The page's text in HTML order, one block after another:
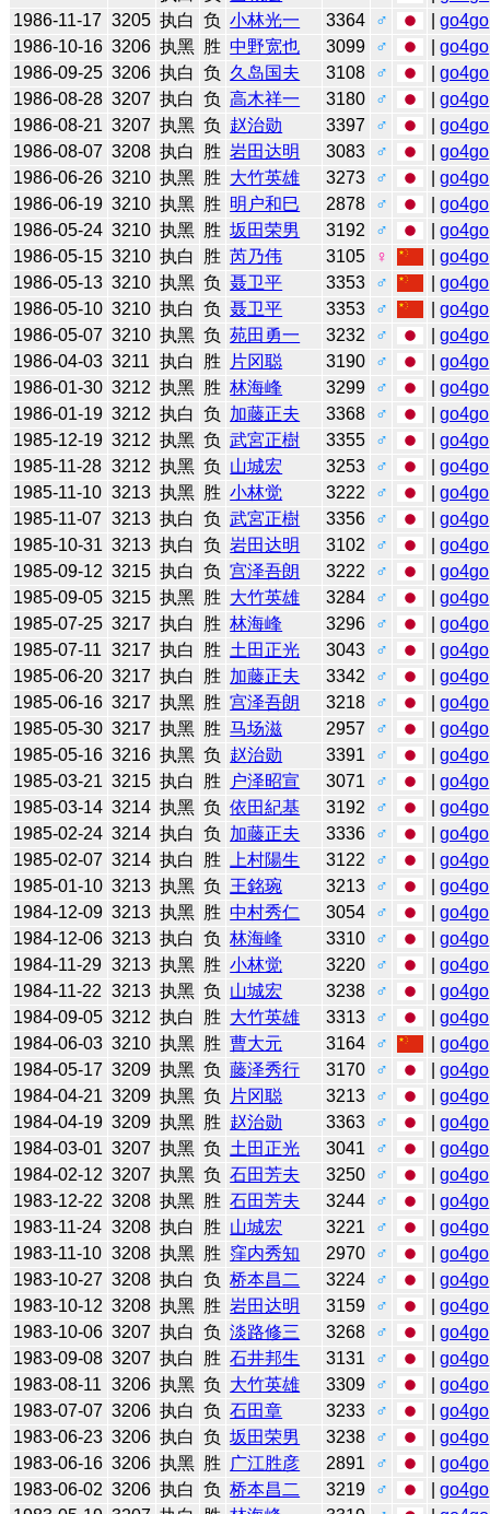
1986-11-17 3205 执白 负 小林光一 3364 ♂ |go4go
1986-10-16 3206 执黑 胜 中野宽也 3099 ♂ |go4go
1986-09-25 3206 执白 负 久岛国夫 3108 ♂ |go4go
1986-08-28 3207 执白 负 高木祥一 3180 ♂ |go4go
1986-08-21 3207 执黑 负 赵治勋 3397 ♂ |go4go
1986-08-07 3208 执白 胜 岩田达明 3083 ♂ |go4go
1986-06-26 3210 执黑 胜 大竹英雄 3273 ♂ |go4go
1986-06-19 3210 执黑 胜 明户和巳 2878 ♂ |go4go
1986-05-24 3210 执黑 胜 坂田荣男 3192 ♂ |go4go
1986-05-15 3210 执白 胜 芮乃伟 3105 ♀ |go4go
1986-05-13 3210 执黑 负 聂卫平 3353 ♂ |go4go
1986-05-10 3210 执白 负 聂卫平 3353 ♂ |go4go
1986-05-07 3210 执黑 负 苑田勇一 3232 ♂ |go4go
1986-04-03 3211 执白 胜 片冈聪 3190 ♂ |go4go
1986-01-30 3212 执黑 胜 林海峰 3299 ♂ |go4go
1986-01-19 3212 执白 负 加藤正夫 3368 ♂ |go4go
1985-12-19 3212 执黑 负 武宮正樹 3355 ♂ |go4go
1985-11-28 3212 执黑 负 山城宏 3253 ♂ |go4go
1985-11-10 3213 执黑 胜 小林觉 3222 ♂ |go4go
1985-11-07 3213 执白 负 武宮正樹 3356 ♂ |go4go
1985-10-31 3213 执白 负 岩田达明 3102 ♂ |go4go
1985-09-12 3215 执白 负 宫泽吾朗 3222 ♂ |go4go
1985-09-05 3215 执黑 胜 大竹英雄 3284 ♂ |go4go
1985-07-25 3217 执白 胜 林海峰 3296 ♂ |go4go
1985-07-11 3217 执白 胜 土田正光 3043 ♂ |go4go
1985-06-20 3217 执白 胜 加藤正夫 3342 ♂ |go4go
1985-06-16 3217 执黑 胜 宫泽吾朗 3218 ♂ |go4go
1985-05-30 3217 执黑 胜 马场滋 2957 ♂ |go4go
1985-05-16 3216 执黑 负 赵治勋 3391 ♂ |go4go
1985-03-21 3215 执白 胜 户泽昭宣 3071 ♂ |go4go
1985-03-14 3214 执黑 负 依田紀基 3192 ♂ |go4go
1985-02-24 3214 执白 负 加藤正夫 3336 ♂ |go4go
1985-02-07 3214 执白 胜 上村陽生 3122 ♂ |go4go
1985-01-10 3213 执黑 负 王銘琬 3213 ♂ |go4go
1984-12-09 3213 执黑 胜 中村秀仁 3054 ♂ |go4go
1984-12-06 3213 执白 负 林海峰 3310 ♂ |go4go
1984-11-29 3213 执黑 胜 小林觉 3220 ♂ |go4go
1984-11-22 3213 执黑 负 山城宏 3238 ♂ |go4go
1984-09-05 3212 执白 胜 大竹英雄 3313 ♂ |go4go
1984-06-03 3210 执黑 胜 曹大元 3164 ♂ |go4go
1984-05-17 3209 执黑 负 藤泽秀行 3170 ♂ |go4go
1984-04-21 3209 执黑 负 片冈聪 3213 ♂ |go4go
1984-04-19 3209 执黑 胜 赵治勋 3363 ♂ |go4go
1984-03-01 3207 执黑 负 土田正光 3041 ♂ |go4go
1984-02-12 3207 执黑 负 石田芳夫 3250 ♂ |go4go
1983-12-22 3208 执黑 胜 石田芳夫 3244 ♂ |go4go
1983-11-24 3208 执白 胜 山城宏 3221 ♂ |go4go
1983-11-10 3208 执黑 胜 窪内秀知 2970 ♂ |go4go
1983-10-27 3208 执白 负 桥本昌二 3224 ♂ |go4go
1983-10-12 3208 执黑 胜 岩田达明 3159 ♂ |go4go
1983-10-06 3207 执白 负 淡路修三 3268 ♂ |go4go
1983-09-08 3207 执白 胜 石井邦生 3131 ♂ |go4go
1983-08-11 3206 执黑 负 大竹英雄 3309 ♂ |go4go
1983-07-07 3206 执白 负 石田章 3233 ♂ |go4go
1983-06-23 3206 执白 负 坂田荣男 3238 ♂ |go4go
1983-06-16 3206 执黑 胜 广江胜彦 2891 ♂ |go4go
1983-06-02 3206 执白 负 桥本昌二 3219 ♂ |go4go